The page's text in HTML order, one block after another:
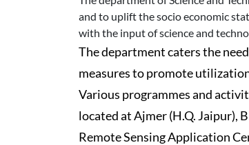
and to uplift the socio economic
with the input of science and
The department caters the
measures to promote
Various programmes and
located at Ajmer (H.Q. Jaipur),
Remote Sensing Application